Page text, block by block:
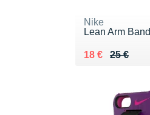
Nike
Lean Arm Band
25 €
Au lieu de 25 €
18 €
Vendu 18 €